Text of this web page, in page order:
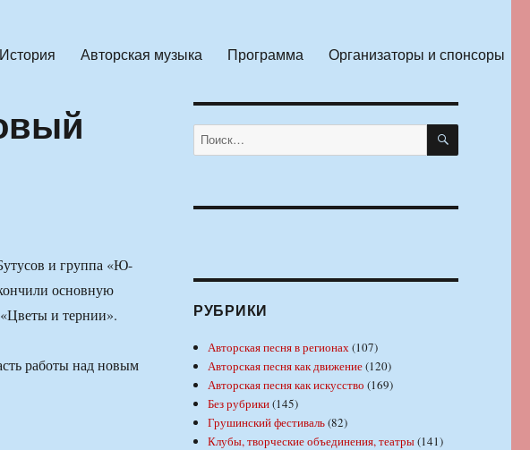
История Авторская музыка Программа Организаторы и спонсоры
и группа «Ю-
основную
и тернии».
работы над новым
Искать: ПОИСК
РУБРИКИ
Авторская песня в регионах(107)
Авторская песня как движение(120)
Авторская песня как искусство (169)
Без рубрики(145)
Грушинский фестиваль(82)
Клубы, творческие объединения, театры(141)